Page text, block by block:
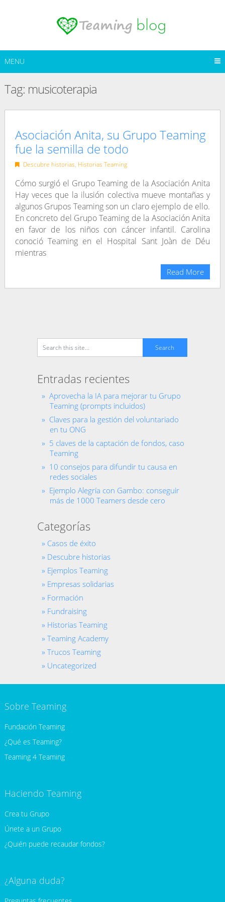
MENU
Tag: musicoterapia
Asociación Anita, su Grupo Teaming
fue la semilla de todo
Descubre historias, Historias Teaming
Cómo surgió el Grupo Teaming de la Asociación Anita
Hay veces que la ilusión colectiva mueve montañas y
algunos Grupos Teaming son un claro ejemplo de ello.
En concreto del Grupo Teaming de la Asociación Anita
en favor de los niños con cáncer infantil. Carolina
conoció Teaming en el Hospital Sant Joàn de Déu
mientras
Read More
Entradas recientes
Aprovecha la IA para mejorar tu Grupo
Teaming (prompts incluidos)
Claves para la gestión del voluntariado
en tu ONG
5 claves de la captación de fondos, caso
Teaming
10 consejos para difundir tu causa en
redes sociales
Ejemplo Alegría con Gambo: conseguir
más de 1000 Teamers desde cero
Categorías
Casos de éxito
Descubre historias
Ejemplos Teaming
Empresas solidarias
Formación
Fundraising
Historias Teaming
Teaming Academy
Trucos Teaming
Uncategorized
Sobre Teaming
Fundación Teaming
¿Qué es Teaming?
Teaming 4 Teaming
Haciendo Teaming
Crea tu Grupo
Únete a un Grupo
¿Quién puede recaudar fondos?
¿Alguna duda?